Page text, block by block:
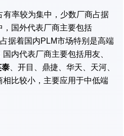
率较为集中，少数厂商占据
国外代表厂商主要包括
据着国内PLM市场特别是高端
内代表厂商主要包括用友、
泰 、开目、鼎捷、华天、天河、
比较小，主要应用于中低端